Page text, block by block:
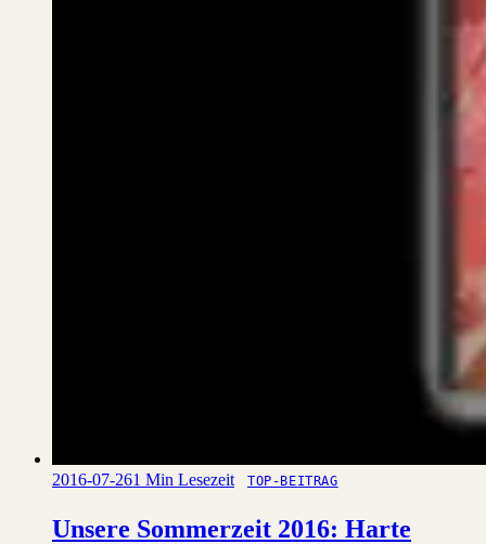
2016-07-261 Min Lesezeit TOP-BEITRAG
Unsere Sommerzeit 2016: Harte